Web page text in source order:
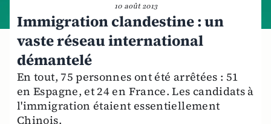
10 août 2013
Immigration clandestine : un
vaste réseau international
démantelé
En tout, 75 personnes ont été arrêtées : 51
en Espagne, et 24 en France. Les candidats à
l'immigration étaient essentiellement
Chinois.